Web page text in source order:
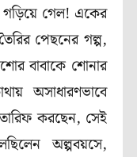
গেল! একের
পেছনের গল্প,
বাবাকে শোনার
অসাধারণভাবে
করছেন, সেই
অল্পবয়সে,